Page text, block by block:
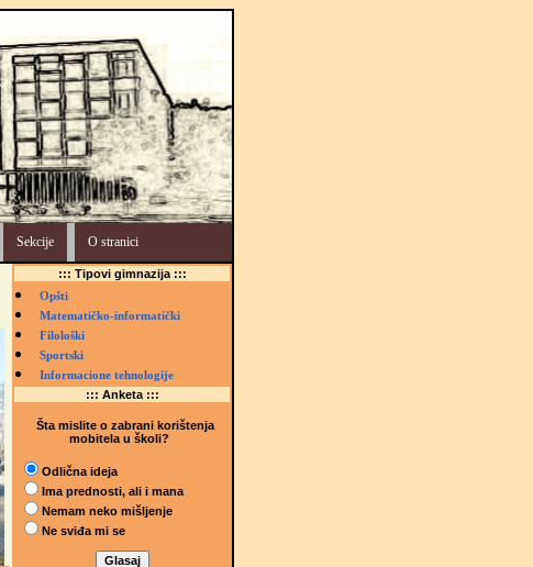
Sekcije O stranici
::: Tipovi gimnazija :::
Opšti
Matematičko-informatički
Filološki
Sportski
Informacione tehnologije
::: Anketa :::
Šta mislite o zabrani korištenja
mobitela u školi?
Odlična ideja
Ima prednosti, ali i mana
Nemam neko mišljenje
Ne sviđa mi se